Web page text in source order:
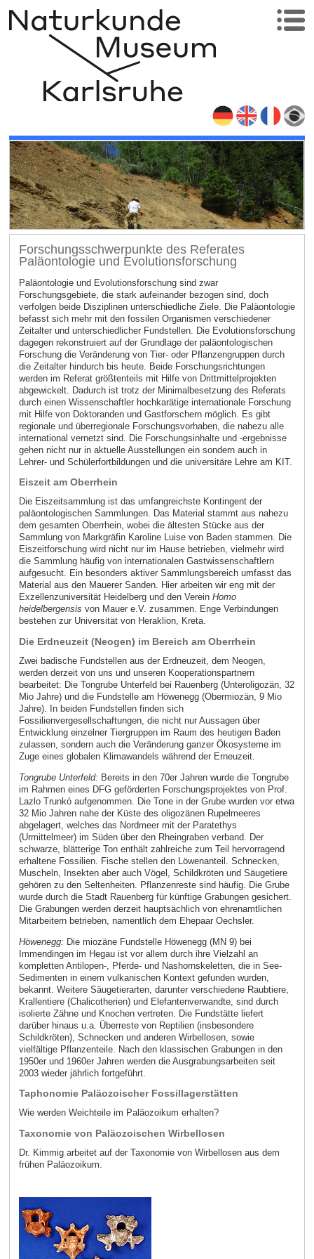
Forschungsschwerpunkte des Referates
Paläontologie und Evolutionsforschung
Paläontologie und Evolutionsforschung sind zwar
Forschungsgebiete, die stark aufeinander bezogen sind, doch
verfolgen beide Disziplinen unterschiedliche Ziele. Die Paläontologie
befasst sich mehr mit den fossilen Organismen verschiedener
Zeitalter und unterschiedlicher Fundstellen. Die Evolutionsforschung
dagegen rekonstruiert auf der Grundlage der paläontologischen
Forschung die Veränderung von Tier- oder Pflanzengruppen durch
die Zeitalter hindurch bis heute. Beide Forschungsrichtungen
werden im Referat größtenteils mit Hilfe von Drittmittelprojekten
abgewickelt. Dadurch ist trotz der Minimalbesetzung des Referats
durch einen Wissenschaftler hochkarätige internationale Forschung
mit Hilfe von Doktoranden und Gastforschern möglich. Es gibt
regionale und überregionale Forschungsvorhaben, die nahezu alle
international vernetzt sind. Die Forschungsinhalte und -ergebnisse
gehen nicht nur in aktuelle Ausstellungen ein sondern auch in
Lehrer- und Schülerfortbildungen und die universitäre Lehre am KIT.
Eiszeit am Oberrhein
Die Eiszeitsammlung ist das umfangreichste Kontingent der
paläontologischen Sammlungen. Das Material stammt aus nahezu
dem gesamten Oberrhein, wobei die ältesten Stücke aus der
Sammlung von Markgräfin Karoline Luise von Baden stammen. Die
Eiszeitforschung wird nicht nur im Hause betrieben, vielmehr wird
die Sammlung häufig von internationalen Gastwissenschaftlern
aufgesucht. Ein besonders aktiver Sammlungsbereich umfasst das
Material aus den Mauerer Sanden. Hier arbeiten wir eng mit der
Exzellenzuniversität Heidelberg und den Verein Homo
heidelbergensis von Mauer e.V. zusammen. Enge Verbindungen
bestehen zur Universität von Heraklion, Kreta.
Die Erdneuzeit (Neogen) im Bereich am Oberrhein
Zwei badische Fundstellen aus der Erdneuzeit, dem Neogen,
werden derzeit von uns und unseren Kooperationspartnern
bearbeitet: Die Tongrube Unterfeld bei Rauenberg (Unteroligozän, 32
Mio Jahre) und die Fundstelle am Höwenegg (Obermiozän, 9 Mio
Jahre). In beiden Fundstellen finden sich
Fossilienvergesellschaftungen, die nicht nur Aussagen über
Entwicklung einzelner Tiergruppen im Raum des heutigen Baden
zulassen, sondern auch die Veränderung ganzer Ökosysteme im
Zuge eines globalen Klimawandels während der Erneuzeit.
Tongrube Unterfeld: Bereits in den 70er Jahren wurde die Tongrube
im Rahmen eines DFG geförderten Forschungsprojektes von Prof.
Lazlo Trunkó aufgenommen. Die Tone in der Grube wurden vor etwa
32 Mio Jahren nahe der Küste des oligozänen Rupelmeeres
abgelagert, welches das Nordmeer mit der Paratethys
(Urmittelmeer) im Süden über den Rheingraben verband. Der
schwarze, blätterige Ton enthält zahlreiche zum Teil hervorragend
erhaltene Fossilien. Fische stellen den Löwenanteil. Schnecken,
Muscheln, Insekten aber auch Vögel, Schildkröten und Säugetiere
gehören zu den Seltenheiten. Pflanzenreste sind häufig. Die Grube
wurde durch die Stadt Rauenberg für künftige Grabungen gesichert.
Die Grabungen werden derzeit hauptsächlich von ehrenamtlichen
Mitarbeitern betrieben, namentlich dem Ehepaar Oechsler.
Höwenegg: Die miozäne Fundstelle Höwenegg (MN 9) bei
Immendingen im Hegau ist vor allem durch ihre Vielzahl an
kompletten Antilopen-, Pferde- und Nashornskeletten, die in See-
Sedimenten in einem vulkanischen Kontext gefunden wurden,
bekannt. Weitere Säugetierarten, darunter verschiedene Raubtiere,
Krallentiere (Chalicotherien) und Elefantenverwandte, sind durch
isolierte Zähne und Knochen vertreten. Die Fundstätte liefert
darüber hinaus u.a. Überreste von Reptilien (insbesondere
Schildkröten), Schnecken und anderen Wirbellosen, sowie
vielfältige Pflanzenteile. Nach den klassischen Grabungen in den
1950er und 1960er Jahren werden die Ausgrabungsarbeiten seit
2003 wieder jährlich fortgeführt.
Taphonomie Paläozoischer Fossillagerstätten
Wie werden Weichteile im Paläozoikum erhalten?
Taxonomie von Paläozoischen Wirbellosen
Dr. Kimmig arbeitet auf der Taxonomie von Wirbellosen aus dem
frühen Paläozoikum.